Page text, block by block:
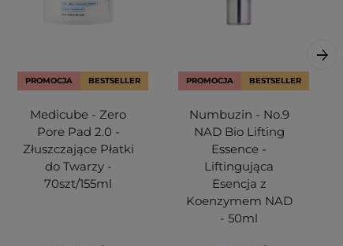
PROMOCJA BESTSELLER
Medicube - Zero
Pore Pad 2.0 -
Złuszczające Płatki
do Twarzy -
70szt/155ml
PROMOCJA BESTSELLER
Numbuzin - No.9
NAD Bio Lifting
Essence -
Liftingująca
Esencja z
Koenzymem NAD
- 50ml